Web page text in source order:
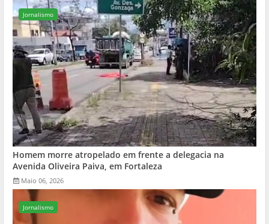
Jornalismo
Homem morre atropelado em frente a delegacia na
Avenida Oliveira Paiva, em Fortaleza
Maio 06, 2026
Jornalismo